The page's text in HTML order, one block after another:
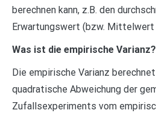
berechnen kann, z.B. den
Erwartungswert (bzw. Mittelwert
Was ist die empirische Varianz?
Die empirische Varianz
quadratische Abweichung der
Zufallsexperiments vom